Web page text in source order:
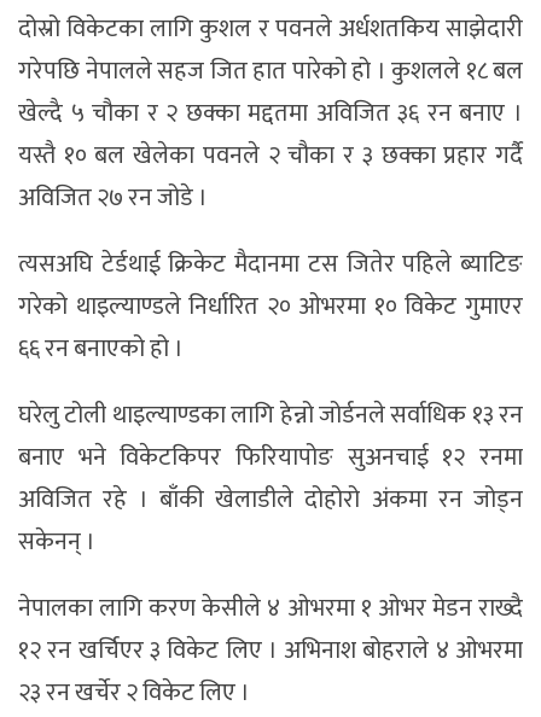
दोस्रो विकेटका लागि कुशल र पवनले अर्धशतकिय साझेदारी
गरेपछि नेपालले सहज जित हात पारेको हो । कुशलले १८ बल
खेल्दै ५ चौका र २ छक्का मद्दतमा अविजित ३६ रन बनाए ।
यस्तै १० बल खेलेका पवनले २ चौका र ३ छक्का प्रहार गर्दै
अविजित २७ रन जोडे ।
त्यसअघि टेर्डथाई क्रिकेट मैदानमा टस जितेर पहिले ब्याटिङ
गरेको थाइल्याण्डले निर्धारित २० ओभरमा १० विकेट गुमाएर
६६ रन बनाएको हो ।
घरेलु टोली थाइल्याण्डका लागि हेन्नो जोर्डनले सर्वाधिक १३ रन
बनाए भने विकेटकिपर फिरियापोङ सुअनचाई १२ रनमा
अविजित रहे । बाँकी खेलाडीले दोहोरो अंकमा रन जोड्न
सकेनन् ।
नेपालका लागि करण केसीले ४ ओभरमा १ ओभर मेडन राख्दै
१२ रन खर्चिएर ३ विकेट लिए । अभिनाश बोहराले ४ ओभरमा
२३ रन खर्चेर २ विकेट लिए ।